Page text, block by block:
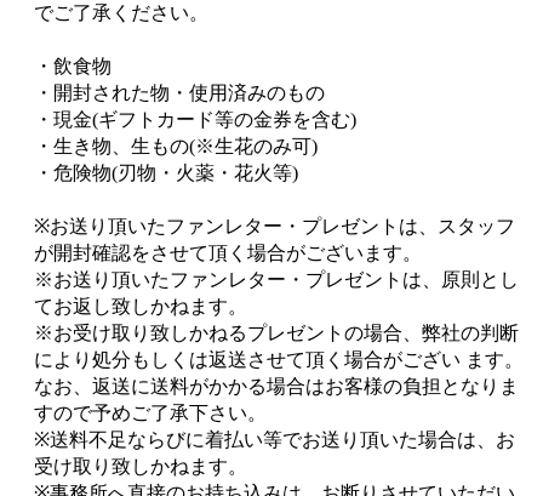
でご了承ください。
・飲食物
・開封された物・使用済みのもの
・現金(ギフトカード等の金券を含む)
・生き物、生もの(※生花のみ可)
・危険物(刃物・火薬・花火等)
※お送り頂いたファンレター・プレゼントは、スタッフ
が開封確認をさせて頂く場合がございます。
※お送り頂いたファンレター・プレゼントは、原則とし
てお返し致しかねます。
※お受け取り致しかねるプレゼントの場合、弊社の判断
により処分もしくは返送させて頂く場合がござい ます。
なお、返送に送料がかかる場合はお客様の負担となりま
すので予めご了承下さい。
※送料不足ならびに着払い等でお送り頂いた場合は、お
受け取り致しかねます。